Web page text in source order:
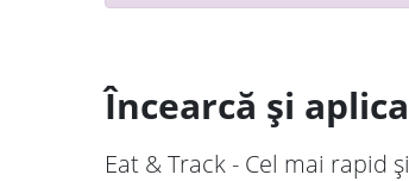
Încearcă și
Eat & Track - Cel mai